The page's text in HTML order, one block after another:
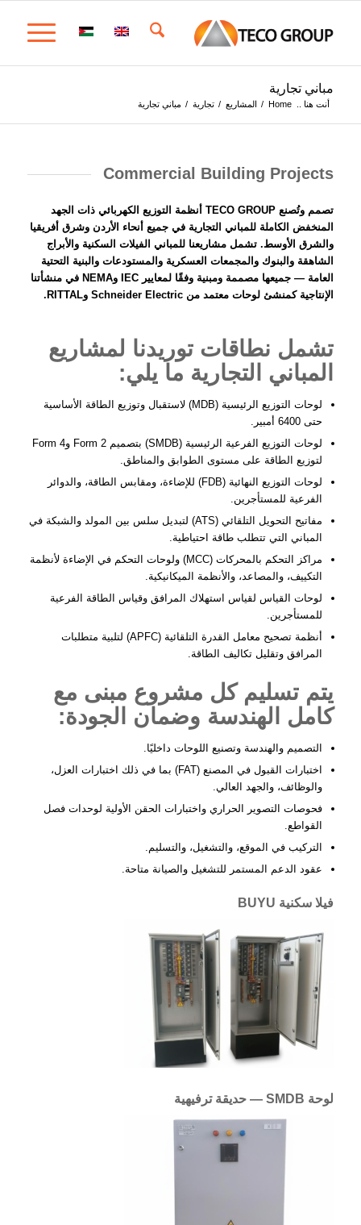
مباني تجارية
أنت هنا .. Home
/ المشاريع / تجارية / مباني تجارية
Commercial Building Projects
تصمم وتُصنع TECO GROUP أنظمة التوزيع الكهربائي ذات الجهد
المنخفض الكاملة للمباني التجارية في جميع أنحاء الأردن وشرق أفريقيا
والشرق الأوسط. تشمل مشاريعنا للمباني الفيلات السكنية والأبراج
الشاهقة والبنوك والمجمعات العسكرية والمستودعات والبنية التحتية
العامة — جميعها مصممة ومبنية وفقًا لمعايير IEC وNEMA في
منشأتنا
الإنتاجية كمنشئ لوحات معتمد من Schneider ElectricوRITTAL
.
تشمل نطاقات توريدنا لمشاريع
المباني التجارية ما يلي:
لوحات التوزيع الرئيسية (MDB)
لاستقبال وتوزيع الطاقة الأساسية
حتى 6400 أمبير.
لوحات التوزيع الفرعية الرئيسية (SMDB)
بتصميم Form 2 وForm 4
لتوزيع الطاقة على مستوى الطوابق والمناطق.
لوحات التوزيع النهائية (FDB)
للإضاءة، ومقابس الطاقة، والدوائر
الفرعية للمستأجرين.
مفاتيح التحويل التلقائي (ATS)
لتبديل سلس بين المولد والشبكة في
المباني التي تتطلب طاقة احتياطية.
مراكز التحكم بالمحركات (MCC)
ولوحات التحكم في الإضاءة لأنظمة
التكييف، والمصاعد، والأنظمة الميكانيكية.
لوحات القياس لقياس استهلاك المرافق وقياس الطاقة الفرعية
للمستأجرين.
أنظمة تصحيح معامل القدرة التلقائية (APFC)
لتلبية متطلبات
المرافق وتقليل تكاليف الطاقة.
يتم تسليم كل مشروع مبنى مع
كامل الهندسة وضمان الجودة:
التصميم والهندسة وتصنيع اللوحات داخليًا.
اختبارات القبول في المصنع (FAT)
بما في ذلك اختبارات العزل،
والوظائف، والجهد العالي.
فحوصات التصوير الحراري واختبارات الحقن الأولية لوحدات فصل
القواطع.
التركيب في الموقع، والتشغيل، والتسليم.
عقود الدعم المستمر للتشغيل والصيانة متاحة.
فيلا سكنية BUYU
لوحة SMDB — حديقة ترفيهية